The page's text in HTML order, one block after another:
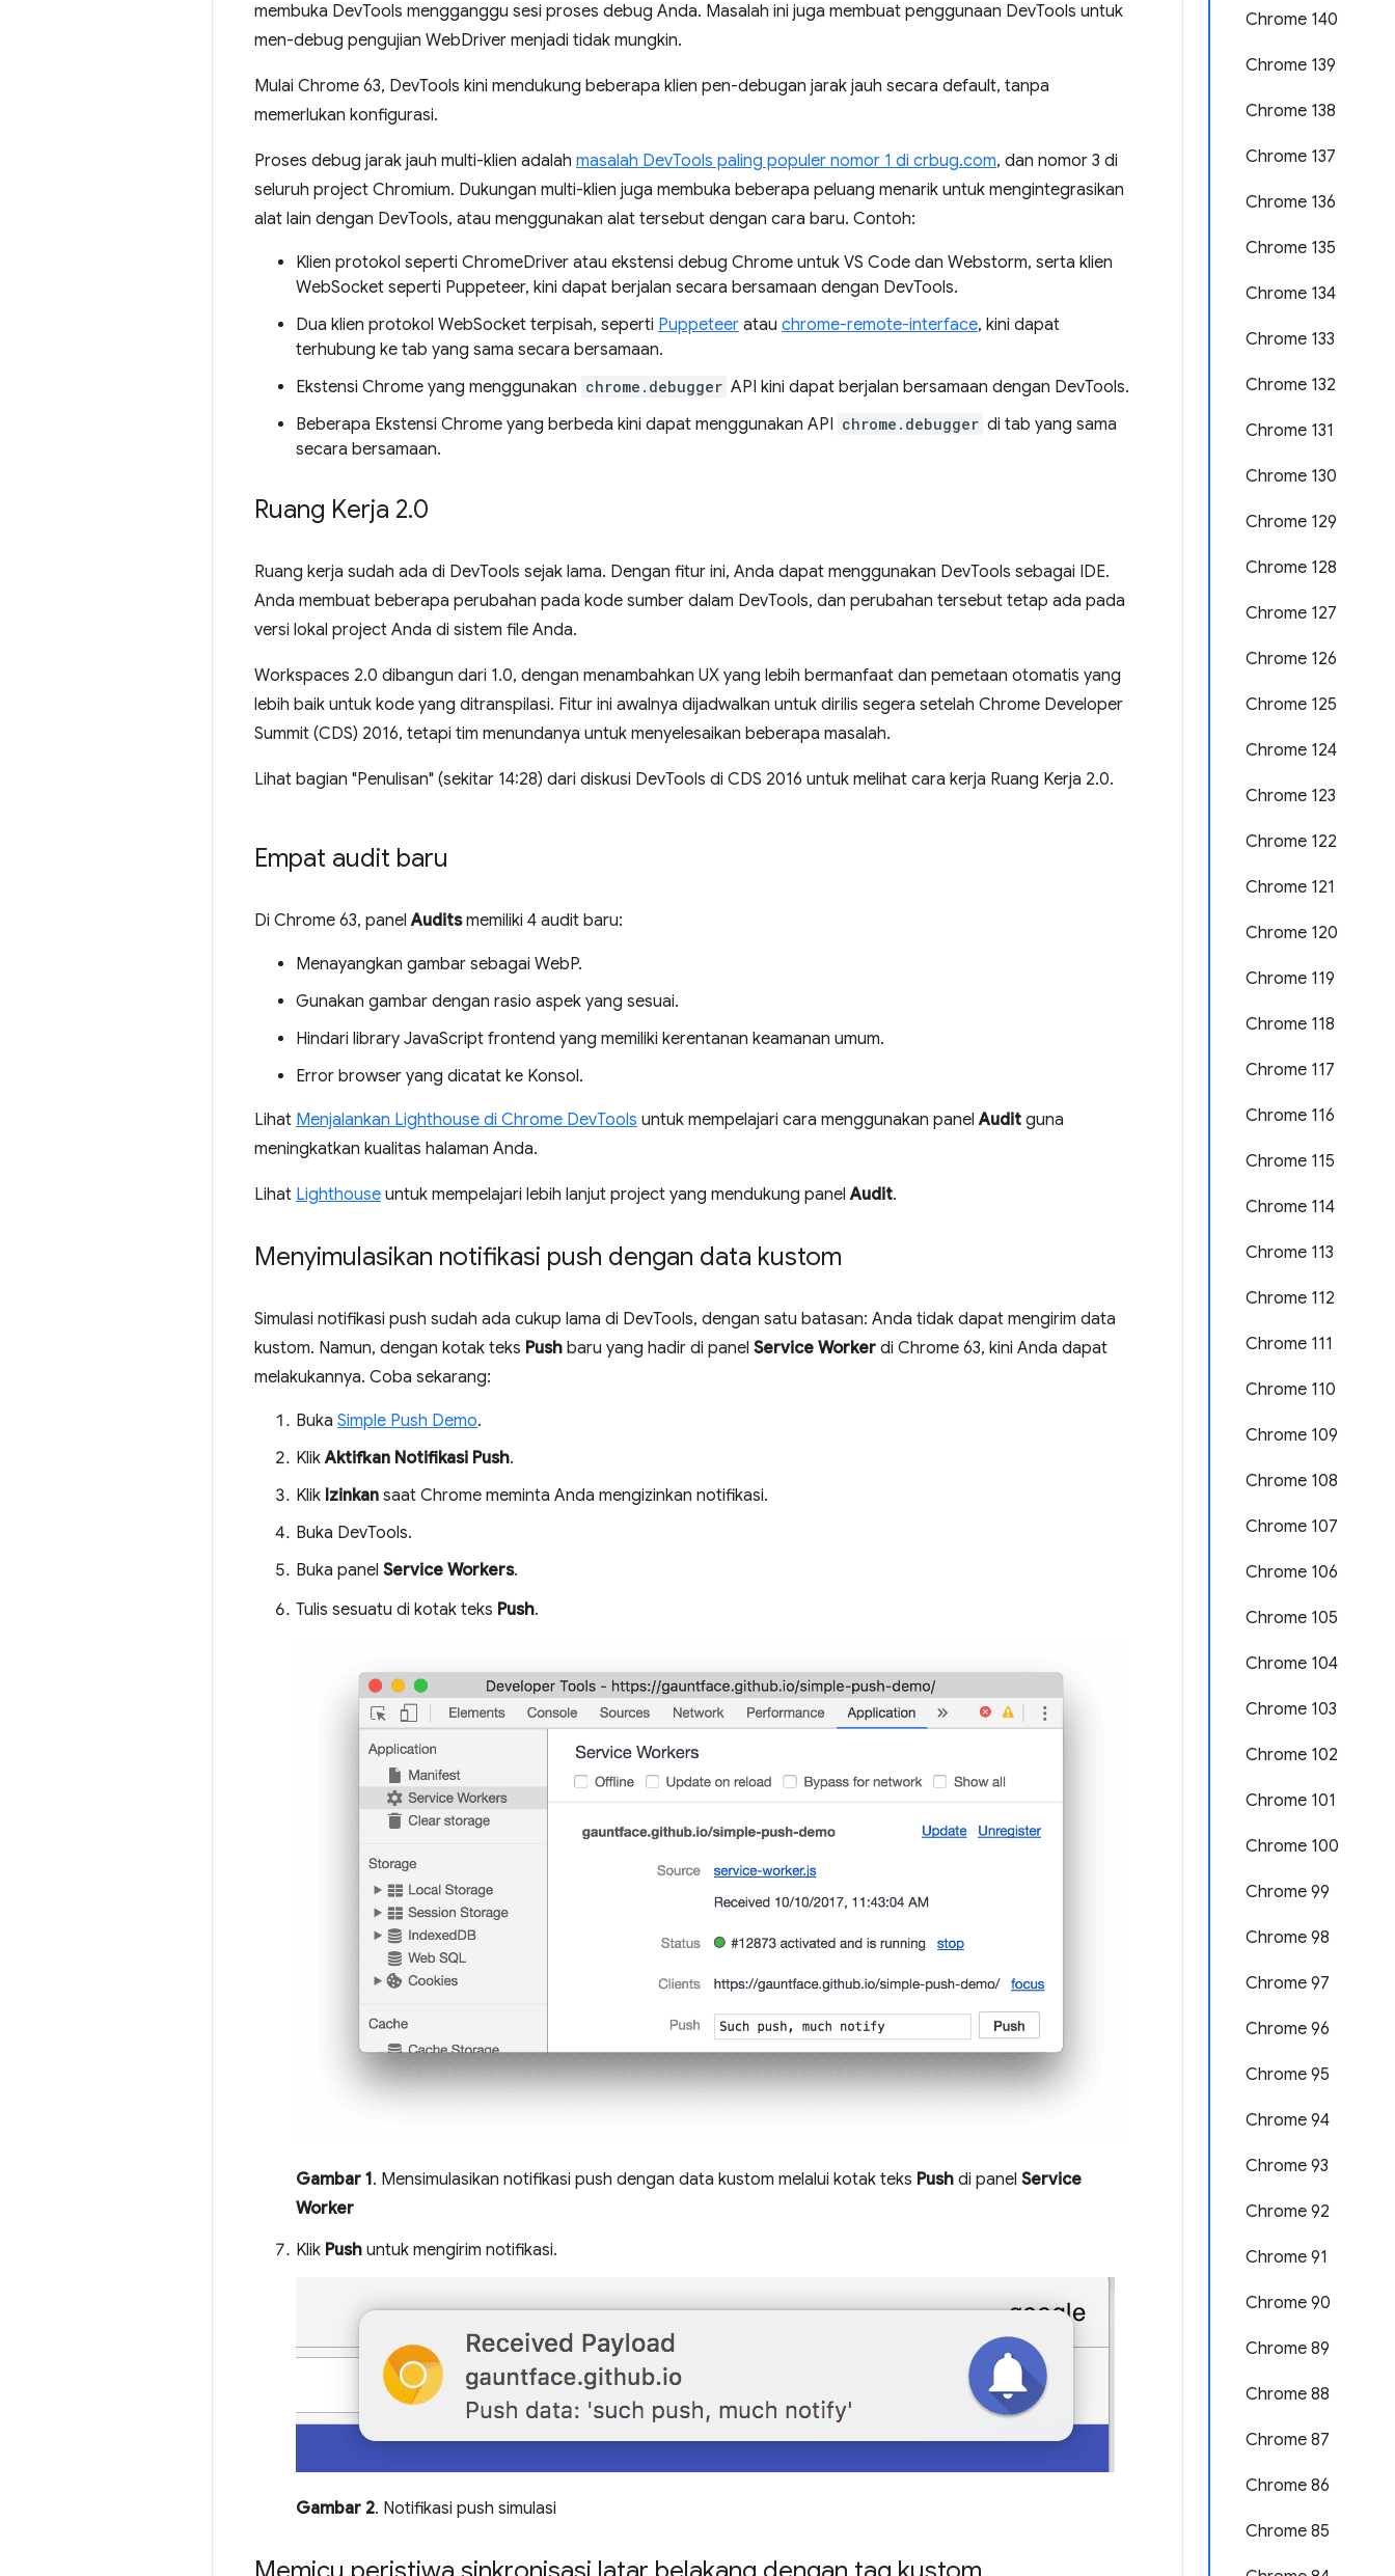
Chrome 140
Chrome 139
Chrome 138
Chrome 137
Chrome 136
Chrome 135
Chrome 134
Chrome 133
Chrome 132
Chrome 131
Chrome 130
Chrome 129
Chrome 128
Chrome 127
Chrome 126
Chrome 125
Chrome 124
Chrome 123
Chrome 122
Chrome 121
Chrome 120
Chrome 119
Chrome 118
Chrome 117
Chrome 116
Chrome 115
Chrome 114
Chrome 113
Chrome 112
Chrome 111
Chrome 110
Chrome 109
Chrome 108
Chrome 107
Chrome 106
Chrome 105
Chrome 104
Chrome 103
Chrome 102
Chrome 101
Chrome 100
Chrome 99
Chrome 98
Chrome 97
Chrome 96
Chrome 95
Chrome 94
Chrome 93
Chrome 92
Chrome 91
Chrome 90
Chrome 89
Chrome 88
Chrome 87
Chrome 86
Chrome 85
membuka DevTools mengganggu sesi proses debug Anda. Masalah ini juga membuat penggunaan DevTools untuk
men-debug pengujian WebDriver menjadi tidak mungkin.
Mulai Chrome 63, DevTools kini mendukung beberapa klien pen-debugan jarak jauh secara default, tanpa
memerlukan konfigurasi.
Proses debug jarak jauh multi-klien adalah masalah DevTools paling populer nomor 1 di crbug.com, dan nomor 3 di
seluruh project Chromium. Dukungan multi-klien juga membuka beberapa peluang menarik untuk mengintegrasikan
alat lain dengan DevTools, atau menggunakan alat tersebut dengan cara baru. Contoh:
Klien protokol seperti ChromeDriver atau ekstensi debug Chrome untuk VS Code dan Webstorm, serta klien
WebSocket seperti Puppeteer, kini dapat berjalan secara bersamaan dengan DevTools.
Dua klien protokol WebSocket terpisah, seperti Puppeteer atau chrome-remote-interface, kini dapat
terhubung ke tab yang sama secara bersamaan.
Ekstensi Chrome yang menggunakan chrome.debugger API kini dapat berjalan bersamaan dengan DevTools.
Beberapa Ekstensi Chrome yang berbeda kini dapat menggunakan API chrome.debugger di tab yang sama
secara bersamaan.
Ruang Kerja 2.0
Ruang kerja sudah ada di DevTools sejak lama. Dengan fitur ini, Anda dapat menggunakan DevTools sebagai IDE.
Anda membuat beberapa perubahan pada kode sumber dalam DevTools, dan perubahan tersebut tetap ada pada
versi lokal project Anda di sistem file Anda.
Workspaces 2.0 dibangun dari 1.0, dengan menambahkan UX yang lebih bermanfaat dan pemetaan otomatis yang
lebih baik untuk kode yang ditranspilasi. Fitur ini awalnya dijadwalkan untuk dirilis segera setelah Chrome Developer
Summit (CDS) 2016, tetapi tim menundanya untuk menyelesaikan beberapa masalah.
Lihat bagian "Penulisan" (sekitar 14:28) dari diskusi DevTools di CDS 2016 untuk melihat cara kerja Ruang Kerja 2.0.
Empat audit baru
Di Chrome 63, panelAuditsmemiliki 4 audit baru:
Menayangkan gambar sebagai WebP.
Gunakan gambar dengan rasio aspek yang sesuai.
Hindari library JavaScript frontend yang memiliki kerentanan keamanan umum.
Error browser yang dicatat ke Konsol.
Lihat Menjalankan Lighthouse di Chrome DevTools untuk mempelajari cara menggunakan panelAudit guna
meningkatkan kualitas halaman Anda.
Lihat Lighthouse untuk mempelajari lebih lanjut project yang mendukung panelAudit.
Menyimulasikan notifikasi push dengan data kustom
Simulasi notifikasi push sudah ada cukup lama di DevTools, dengan satu batasan: Anda tidak dapat mengirim data
kustom. Namun, dengan kotak teks Push baru yang hadir di panel Service Worker di Chrome 63, kini Anda dapat
melakukannya. Coba sekarang:
Buka Simple Push Demo.
KlikAktifkan Notifikasi Push.
Klik Izinkan saat Chrome meminta Anda mengizinkan notifikasi.
Buka DevTools.
Buka panel Service Workers.
Tulis sesuatu di kotak teks Push.
Gambar 1. Mensimulasikan notifikasi push dengan data kustom melalui kotak teks Push di panel Service
Worker
Klik Push untuk mengirim notifikasi.
Gambar 2. Notifikasi push simulasi